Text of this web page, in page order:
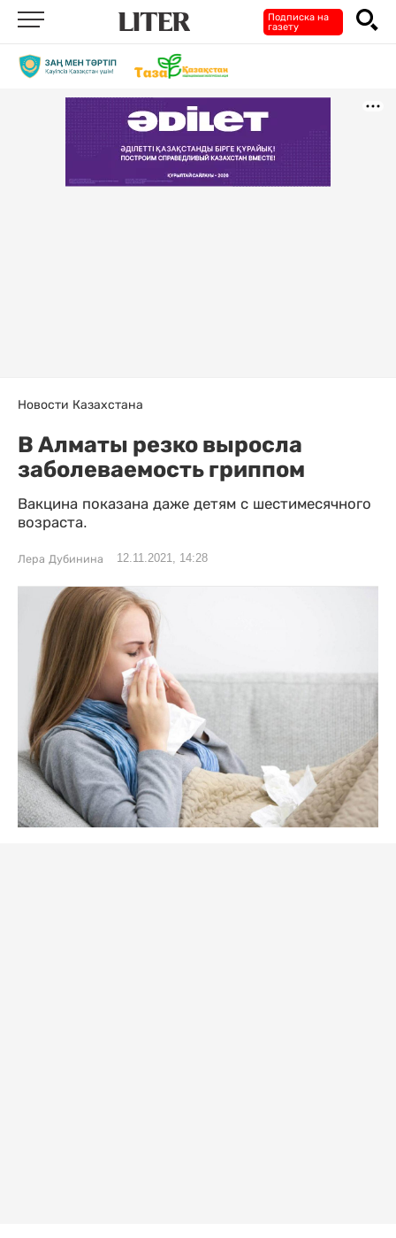
Подписка на
газету
Новости Казахстана
В Алматы резко выросла
заболеваемость гриппом
Вакцина показана даже детям с шестимесячного
возраста.
Лера Дубинина 12.11.2021, 14:28